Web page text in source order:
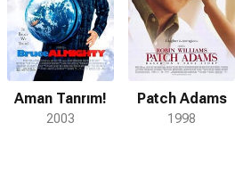
Aman Tanrım!
2003
Patch Adams
1998